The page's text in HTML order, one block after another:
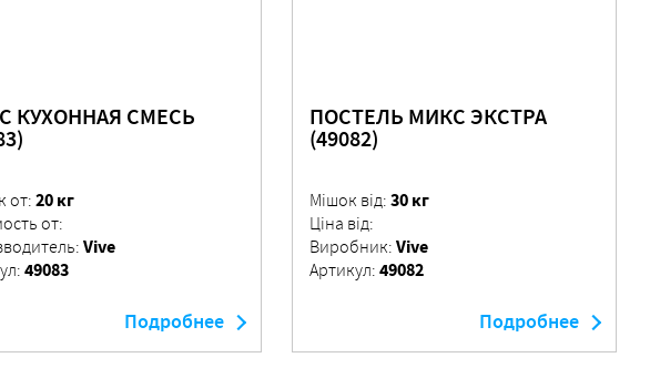
КУХОННАЯ СМЕСЬ
от: 20 кг
от:
Vive
49083
Подробнее
ПОСТЕЛЬ МИКС ЭКСТРА
(49082)
Мішок від: 30 кг
Ціна від:
Виробник: Vive
Артикул: 49082
Подробнее